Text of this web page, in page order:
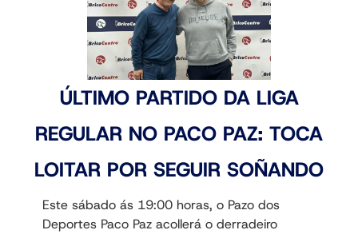
ÚLTIMO PARTIDO DA LIGA
REGULAR NO PACO PAZ: TOCA
LOITAR POR SEGUIR SOÑANDO
Este sábado ás 19:00 horas, o Pazo dos
Deportes Paco Paz acollerá o derradeiro